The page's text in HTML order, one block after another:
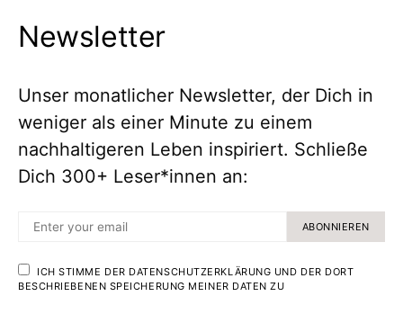
Newsletter
Unser monatlicher Newsletter, der Dich in
weniger als einer Minute zu einem
nachhaltigeren Leben inspiriert. Schließe
Dich 300+ Leser*innen an:
ABONNIEREN
ICH STIMME DER DATENSCHUTZERKLÄRUNG UND DER DORT
BESCHRIEBENEN SPEICHERUNG MEINER DATEN ZU